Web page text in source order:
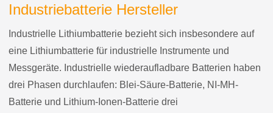
Industriebatterie Hersteller
Industrielle Lithiumbatterie bezieht sich insbesondere auf
eine Lithiumbatterie für industrielle Instrumente und
Messgeräte. Industrielle wiederaufladbare Batterien haben
drei Phasen durchlaufen: Blei-Säure-Batterie, NI-MH-
Batterie und Lithium-Ionen-Batterie drei